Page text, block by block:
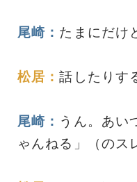
尾崎： たまにだけ
松居：話したりす
尾崎： うん。あい
ゃんねる」（のス